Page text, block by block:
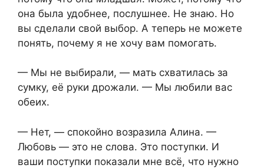
она была удобнее, послушнее. Не знаю. Но
вы сделали свой выбор. А теперь не можете
понять, почему я не хочу вам помогать.
— Мы не выбирали, — мать схватилась за
сумку, её руки дрожали. — Мы любили вас
обеих.
— Нет, — спокойно возразила Алина. —
Любовь — это не слова. Это поступки. И
ваши поступки показали мне всё, что нужно